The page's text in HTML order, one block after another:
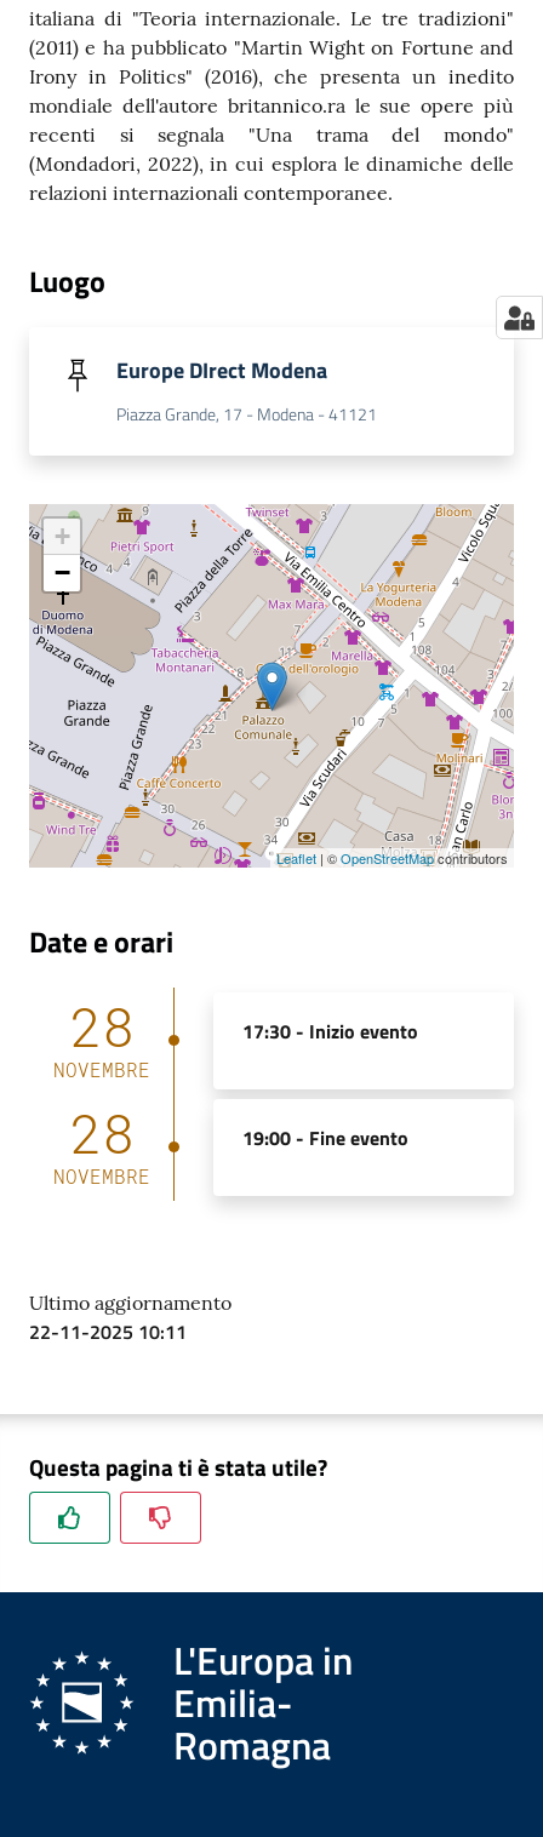
italiana di "Teoria internazionale. Le tre tradizioni"
(2011) e ha pubblicato "Martin Wight on Fortune and
Irony in Politics" (2016), che presenta un inedito
mondiale dell'autore britannico.ra le sue opere più
recenti si segnala "Una trama del mondo"
(Mondadori, 2022), in cui esplora le dinamiche delle
relazioni internazionali contemporanee.
Luogo
Europe DIrect Modena
Piazza Grande, 17 - Modena - 41121
+
−
Leaflet | ©OpenStreetMapcontributors
Date e orari
28
NOVEMBRE
17:30 - Inizio evento
28
NOVEMBRE
19:00 - Fine evento
Ultimo aggiornamento
22-11-2025 10:11
Questa pagina ti è stata utile?
L'Europa in
Emilia-
Romagna